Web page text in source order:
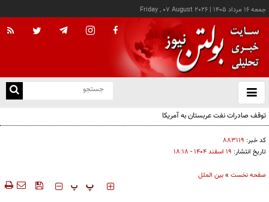
جمعه ۱۶ مرداد ۱۴۰۵ |
Friday , 07 August 2026
باز
و
توقف صادرات نفت عربستان به آمریکا
کد خبر: ۸۸۳۱۱۹
تاریخ انتشار: ۱۹ اسفند ۱۴۰۴ - ۱۸:۱۸
صفحه نخست »بین الملل
‍‍‍ پ پ